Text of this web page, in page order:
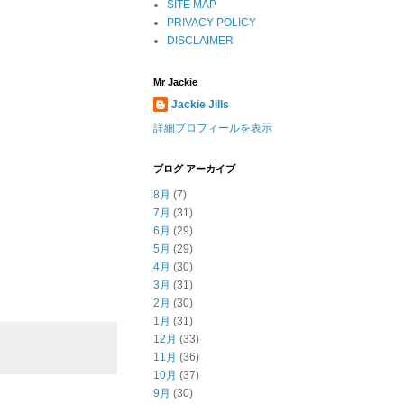
SITE MAP
PRIVACY POLICY
DISCLAIMER
Mr Jackie
Jackie Jills
詳細プロフィールを表示
ブログ アーカイブ
8月 (7)
7月 (31)
6月 (29)
5月 (29)
4月 (30)
3月 (31)
2月 (30)
1月 (31)
12月 (33)
11月 (36)
10月 (37)
9月 (30)